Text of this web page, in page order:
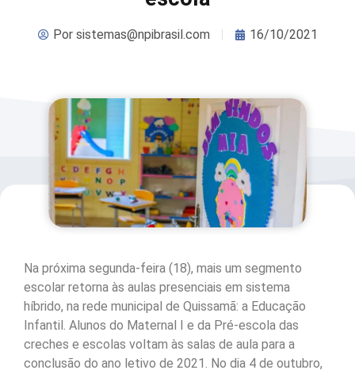
Porsistemas@npibrasil.com 16/10/2021
Na próxima segunda-feira (18), mais um segmento
escolar retorna às aulas presenciais em sistema
híbrido, na rede municipal de Quissamã: a Educação
Infantil. Alunos do Maternal I e da Pré-escola das
creches e escolas voltam às salas de aula para a
conclusão do ano letivo de 2021. No dia 4 de outubro,